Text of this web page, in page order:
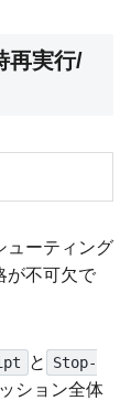
再実行/
ューティング
が不可欠で
と
Stop-
ション全体